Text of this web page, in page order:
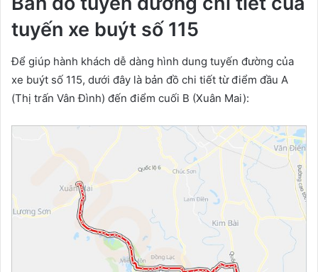
tuyến xe buýt số 115
Để giúp hành khách dễ dàng hình dung tuyến đường của
xe buýt số 115, dưới đây là bản đồ chi tiết từ điểm đầu A
(Thị trấn Vân Đình) đến điểm cuối B (Xuân Mai):